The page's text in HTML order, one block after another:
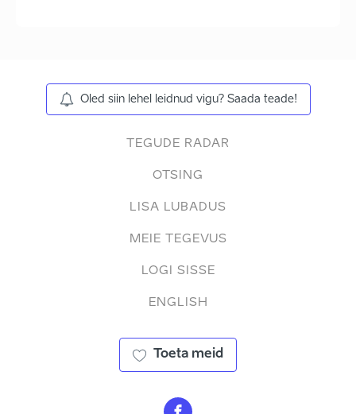
Oled siin lehel leidnud vigu? Saada teade!
TEGUDE RADAR
OTSING
LISA LUBADUS
MEIE TEGEVUS
LOGI SISSE
ENGLISH
Toeta meid